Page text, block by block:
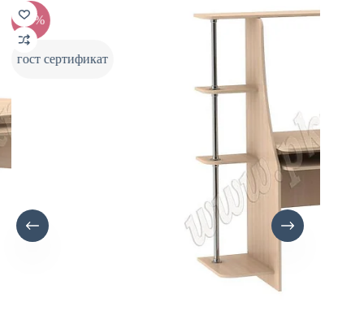
-20%
гост сертификат